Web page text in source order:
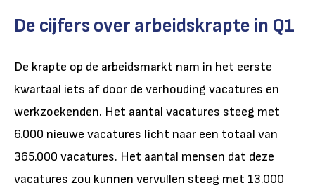
De cijfers over arbeidskrapte in Q1
De krapte op de arbeidsmarkt nam in het eerste
kwartaal iets af door de verhouding vacatures en
werkzoekenden. Het aantal vacatures steeg met
6.000 nieuwe vacatures licht naar een totaal van
365.000 vacatures. Het aantal mensen dat deze
vacatures zou kunnen vervullen steeg met 13.000